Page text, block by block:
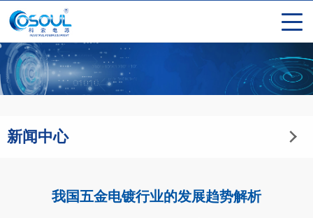
新闻中心
我国五金电镀行业的发展趋势解析